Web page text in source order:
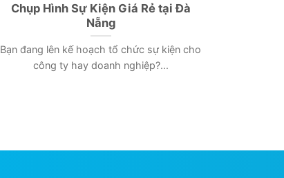
Chụp Hình Sự Kiện Giá Rẻ tại Đà
Nẵng
Bạn đang lên kế hoạch tổ chức sự kiện cho
công ty hay doanh nghiệp?...